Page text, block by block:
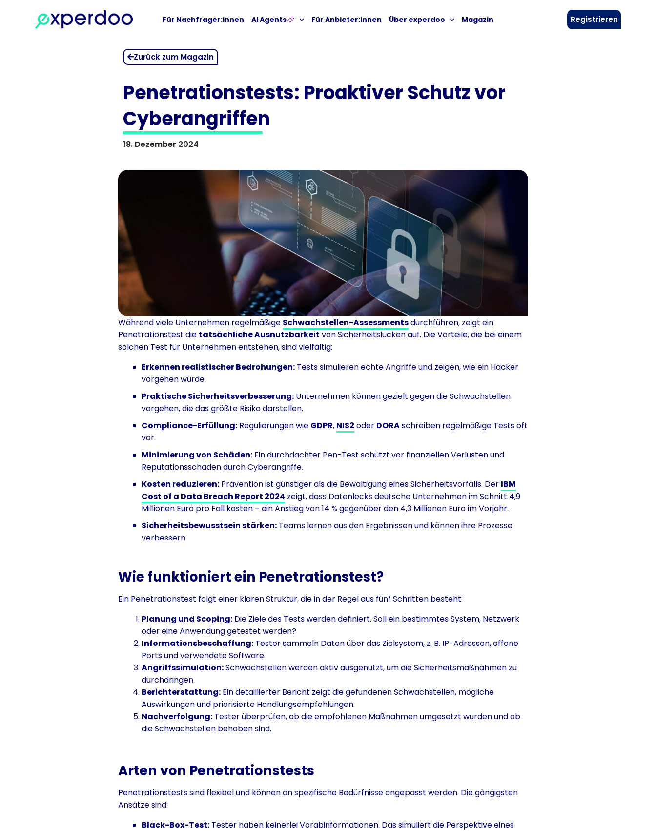
Für Nachfrager:innen AI Agents Für Anbieter:innen Über experdoo Magazin Registrieren
Zurück zum Magazin
Penetrationstests: Proaktiver Schutz vor
Cyberangriffen
18. Dezember 2024
Während viele Unternehmen regelmäßige Schwachstellen-Assessmentsdurchführen, zeigt ein
Penetrationstest die tatsächliche Ausnutzbarkeit von Sicherheitslücken auf. Die Vorteile, die bei einem
solchen Test für Unternehmen entstehen, sind vielfältig:
Erkennen realistischer Bedrohungen: Tests simulieren echte Angriffe und zeigen, wie ein Hacker
vorgehen würde.
Praktische Sicherheitsverbesserung: Unternehmen können gezielt gegen die Schwachstellen
vorgehen, die das größte Risiko darstellen.
Compliance-Erfüllung: Regulierungen wie GDPR, NIS2 oder DORAschreiben regelmäßige Tests oft
vor.
Minimierung von Schäden: Ein durchdachter Pen-Test schützt vor finanziellen Verlusten und
Reputationsschäden durch Cyberangriffe.
Kosten reduzieren: Prävention ist günstiger als die Bewältigung eines Sicherheitsvorfalls. Der IBM
Cost of a Data Breach Report 2024 zeigt, dass Datenlecks deutsche Unternehmen im Schnitt 4,9
Millionen Euro pro Fall kosten – ein Anstieg von 14 % gegenüber den 4,3 Millionen Euro im Vorjahr.
Sicherheitsbewusstsein stärken: Teams lernen aus den Ergebnissen und können ihre Prozesse
verbessern.
Wie funktioniert ein Penetrationstest?
Ein Penetrationstest folgt einer klaren Struktur, die in der Regel aus fünf Schritten besteht:
Planung und Scoping: Die Ziele des Tests werden definiert. Soll ein bestimmtes System, Netzwerk
oder eine Anwendung getestet werden?
Informationsbeschaffung: Tester sammeln Daten über das Zielsystem, z. B. IP-Adressen, offene
Ports und verwendete Software.
Angriffssimulation:Schwachstellen werden aktiv ausgenutzt, um die Sicherheitsmaßnahmen zu
durchdringen.
Berichterstattung: Ein detaillierter Bericht zeigt die gefundenen Schwachstellen, mögliche
Auswirkungen und priorisierte Handlungsempfehlungen.
Nachverfolgung: Tester überprüfen, ob die empfohlenen Maßnahmen umgesetzt wurden und ob
die Schwachstellen behoben sind.
Arten von Penetrationstests
Penetrationstests sind flexibel und können an spezifische Bedürfnisse angepasst werden. Die gängigsten
Ansätze sind:
Black-Box-Test: Tester haben keinerlei Vorabinformationen. Das simuliert die Perspektive eines